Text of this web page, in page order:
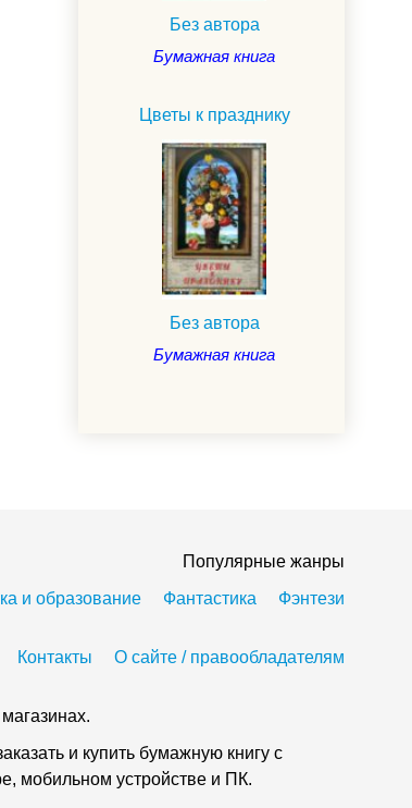
Без автора
Бумажная книга
Цветы к празднику
Без автора
Бумажная книга
Популярные жанры
и образование Фантастика Фэнтези
Контакты О сайте / правообладателям
и купить бумажную книгу с
мобильном устройстве и ПК.